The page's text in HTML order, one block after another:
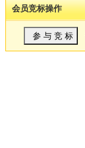
会员竞标操作